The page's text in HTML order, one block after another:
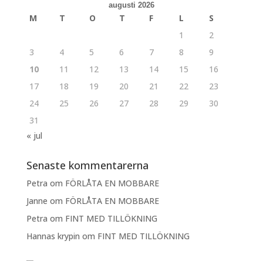
augusti 2026
M T O T F L
S
1
2
3
4 5 6 7 8
9
10
11 12 13 14 15
16
17
18 19 20 21 22
23
24
25 26 27 28 29
30
31
« jul
Senaste kommentarerna
Petra om FÖRLÅTA EN MOBBARE
Janne om FÖRLÅTA EN MOBBARE
Petra om FINT MED TILLÖKNING
Hannas krypin om FINT MED TILLÖKNING